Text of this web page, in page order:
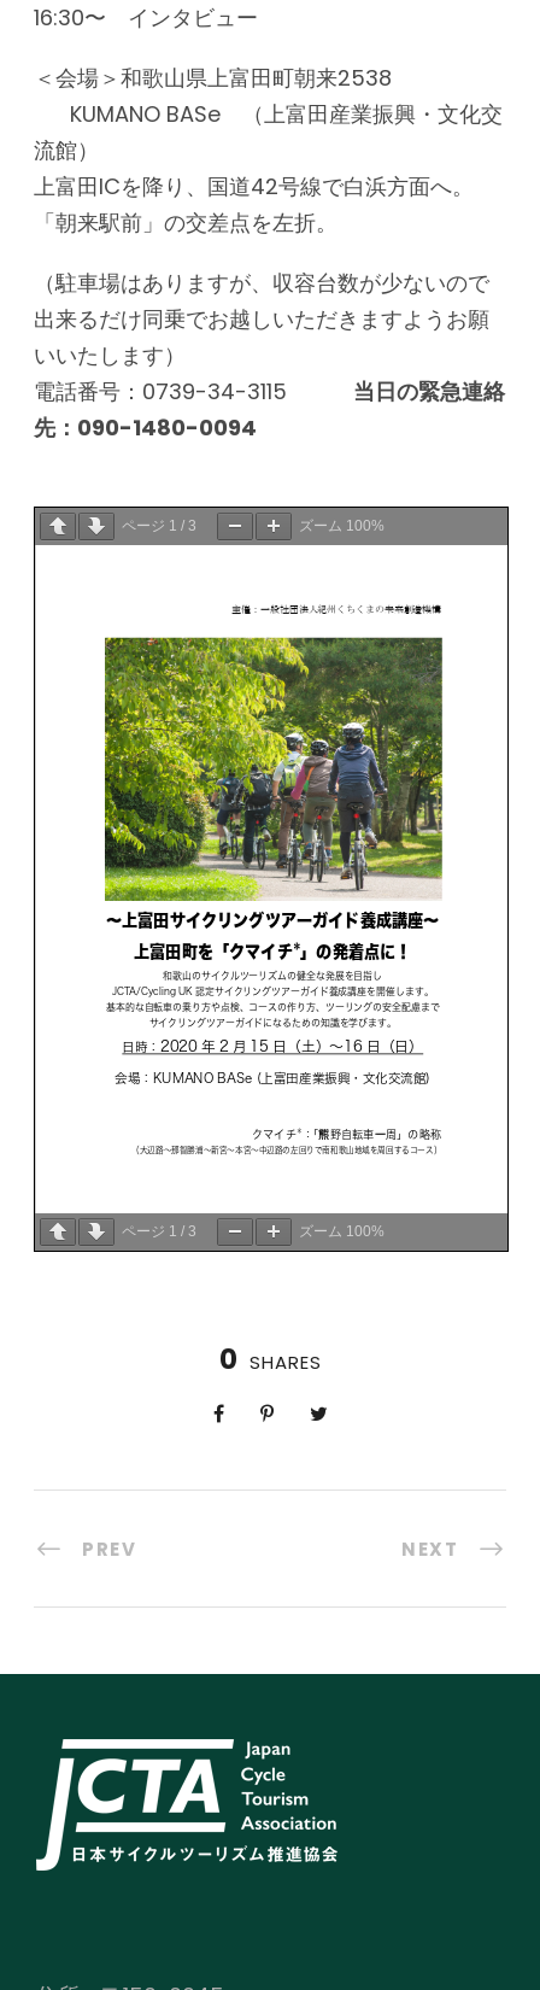
16:30〜 インタビュー
＜会場＞和歌山県上富田町朝来2538
KUMANO BASe （上富田産業振興・文化交
流館）
上富田ICを降り、国道42号線で白浜方面へ。
「朝来駅前」の交差点を左折。
（駐車場はありますが、収容台数が少ないので
出来るだけ同乗でお越しいただきますようお願
いいたします）
電話番号：0739-34-3115 当日の緊急連絡
先：090-1480-0094
ページ 1 / 3 ズーム 100%
ページ 1 / 3 ズーム 100%
0 SHARES
PREV NEXT